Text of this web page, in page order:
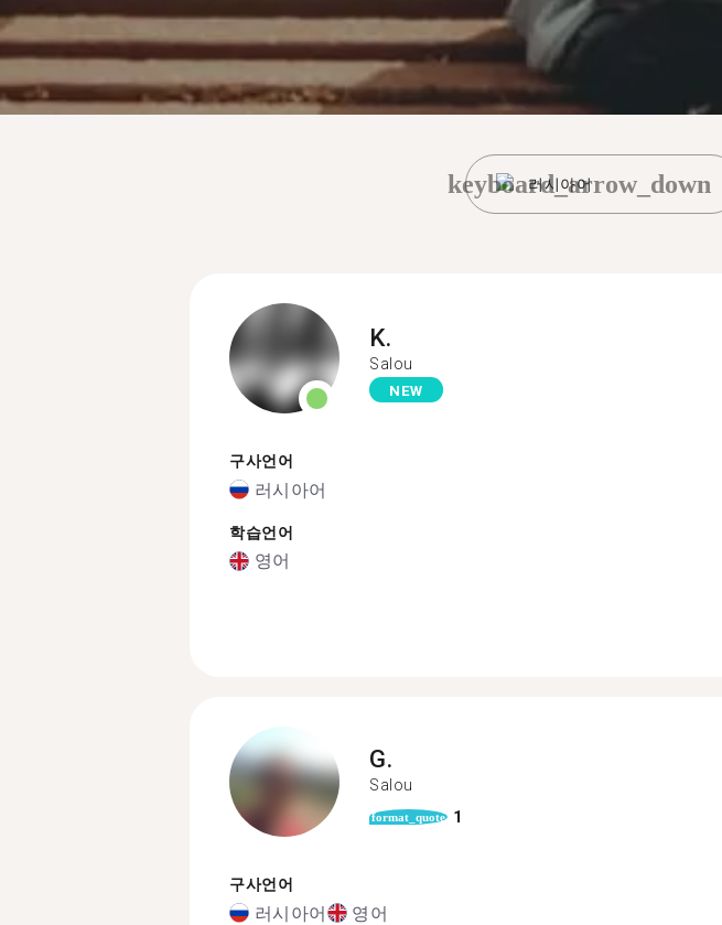
러시아어
keyboard_arrow_down
K.
Salou
NEW
구사언어
러시아어
학습언어
영어
G.
Salou
format_quote 1
구사언어
러시아어 영어